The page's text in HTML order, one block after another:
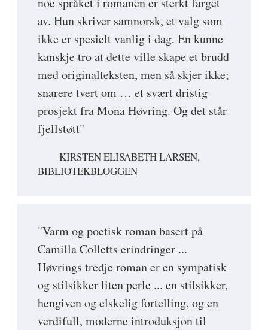
av. Hun skriver samnorsk, et valg som
ikke er spesielt vanlig i dag. En kunne
kanskje tro at dette ville skape et brudd
med originalteksten, men så skjer ikke;
snarere tvert om … et svært dristig
prosjekt fra Mona Høvring. Og det står
fjellstøtt"
KIRSTEN ELISABETH LARSEN,
BIBLIOTEKBLOGGEN
"Varm og poetisk roman basert på
Camilla Colletts erindringer ...
Høvrings tredje roman er en sympatisk
og stilsikker liten perle ... en stilsikker,
hengiven og elskelig fortelling, og en
verdifull, moderne introduksjon til